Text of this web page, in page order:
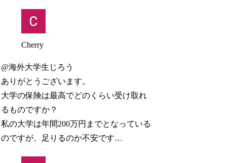
Cherry
@海外大学生じろう
ありがとうございます。
大学の保険は最高でどのくらい受け取れ
るものですか？
私の大学は年間200万円までとなっている
のですが、足りるのか不安です…